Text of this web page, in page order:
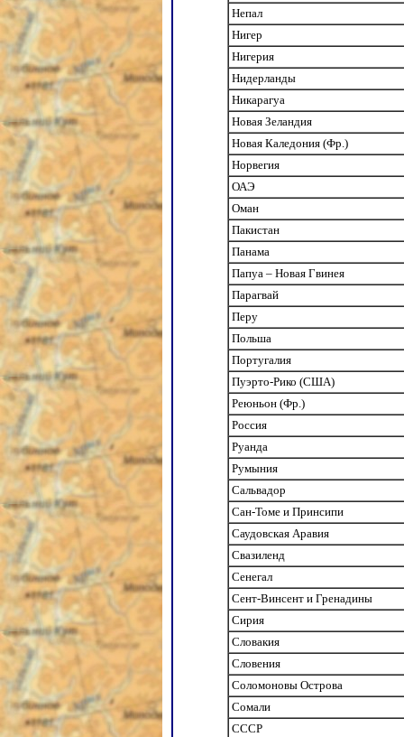
Непал
Нигер
Нигерия
Нидерланды
Никарагуа
Новая Зеландия
Новая Каледония (Фр.)
Норвегия
ОАЭ
Оман
Пакистан
Панама
Папуа – Новая Гвинея
Парагвай
Перу
Польша
Португалия
Пуэрто-Рико (США)
Реюньон (Фр.)
Россия
Руанда
Румыния
Сальвадор
Сан-Томе и Принсипи
Саудовская Аравия
Свазиленд
Сенегал
Сент-Винсент и Гренадины
Сирия
Словакия
Словения
Соломоновы Острова
Сомали
СССР